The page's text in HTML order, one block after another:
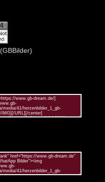
(GBBilder)